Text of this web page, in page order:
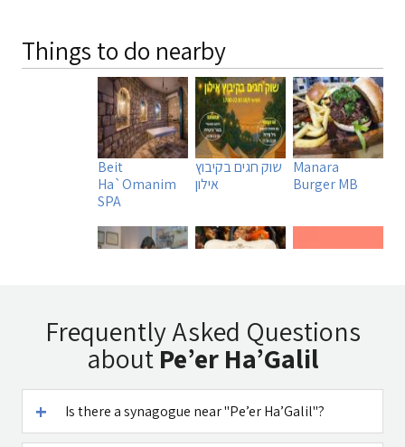
Things to do nearby
Manara
Burger MB
שוק חגים בקיבוץ
אילון
Beit
Ha`Omanim
SPA
Restaurant
Chinese
Medicine
Frequently Asked Questions
aboutPe’er Ha’Galil
Is there a synagogue near "Pe’er Ha’Galil"?